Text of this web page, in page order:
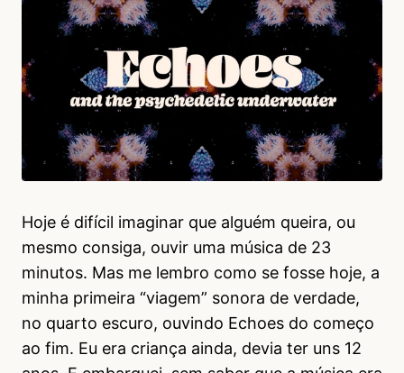
Hoje é difícil imaginar que alguém queira, ou
mesmo consiga, ouvir uma música de 23
minutos. Mas me lembro como se fosse hoje, a
minha primeira “viagem” sonora de verdade,
no quarto escuro, ouvindo Echoes do começo
ao fim. Eu era criança ainda, devia ter uns 12